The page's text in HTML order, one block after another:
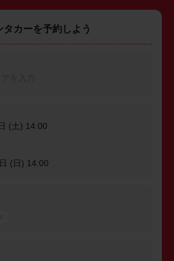
タカーを予約しよう
(土) 14:00
(日) 14:00